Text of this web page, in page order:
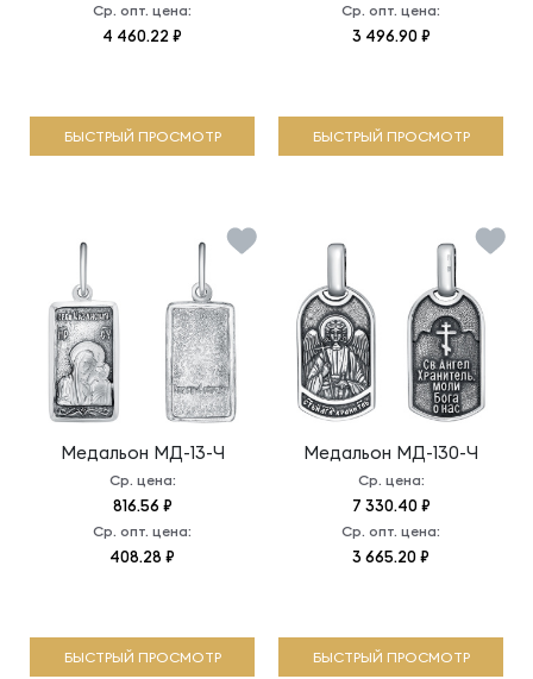
Ср. опт. цена:
4 460.22 ₽
БЫСТРЫЙ ПРОСМОТР
Ср. опт. цена:
3 496.90 ₽
БЫСТРЫЙ ПРОСМОТР
Медальон МД-13-Ч
Ср. цена:
816.56 ₽
Ср. опт. цена:
408.28 ₽
БЫСТРЫЙ ПРОСМОТР
Медальон МД-130-Ч
Ср. цена:
7 330.40 ₽
Ср. опт. цена:
3 665.20 ₽
БЫСТРЫЙ ПРОСМОТР